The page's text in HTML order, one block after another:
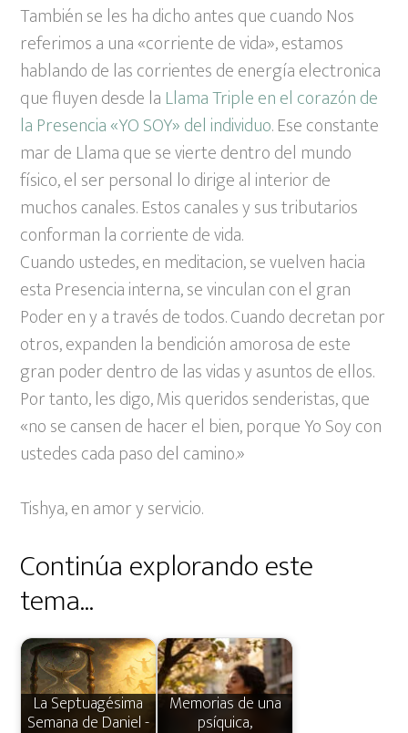
También se les ha dicho antes que cuando Nos
referimos a una «corriente de vida», estamos
hablando de las corrientes de energía electronica
que fluyen desde la Llama Triple en el corazón de
la Presencia «YO SOY» del individuo. Ese constante
mar de Llama que se vierte dentro del mundo
físico, el ser personal lo dirige al interior de
muchos canales. Estos canales y sus tributarios
conforman la corriente de vida.
Cuando ustedes, en meditacion, se vuelven hacia
esta Presencia interna, se vinculan con el gran
Poder en y a través de todos. Cuando decretan por
otros, expanden la bendición amorosa de este
gran poder dentro de las vidas y asuntos de ellos.
Por tanto, les digo, Mis queridos senderistas, que
«no se cansen de hacer el bien, porque Yo Soy con
ustedes cada paso del camino.»
Tishya, en amor y servicio.
Continúa explorando este
tema...
La Septuagésima
Semana de Daniel -
Memorias de una
psíquica,